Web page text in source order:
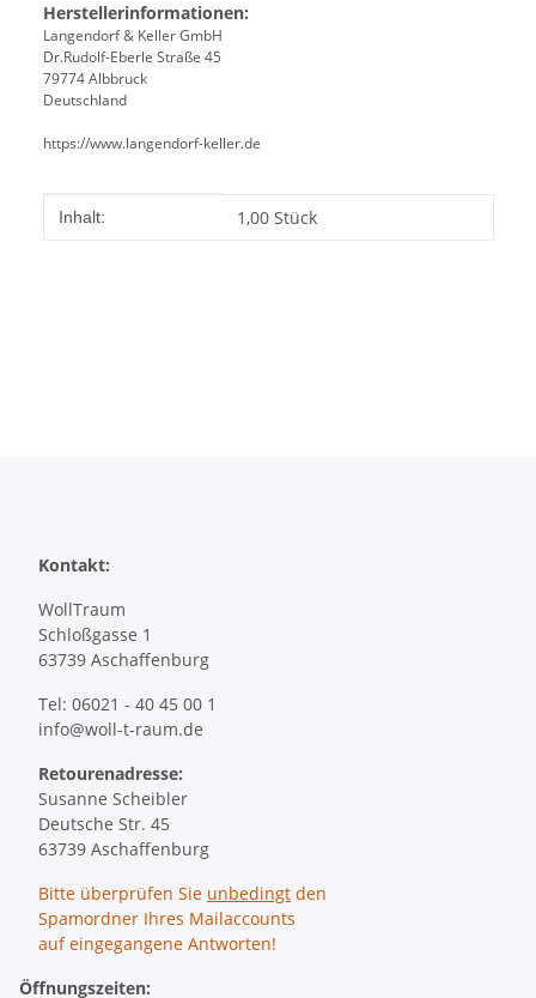
Herstellerinformationen:
Langendorf & Keller GmbH
Dr.Rudolf-Eberle Straße 45
79774 Albbruck
Deutschland
https://www.langendorf-keller.de
Produkteigenschaft
Wert
Inhalt: 1,00 Stück
Kontakt:
WollTraum
Schloßgasse 1
63739 Aschaffenburg
Tel: 06021 - 40 45 00 1
info@woll-t-raum.de
Retourenadresse:
Susanne Scheibler
Deutsche Str. 45
63739 Aschaffenburg
Bitte überprüfen Sie unbedingt den
Spamordner Ihres Mailaccounts
auf eingegangene Antworten!
Öffnungszeiten: